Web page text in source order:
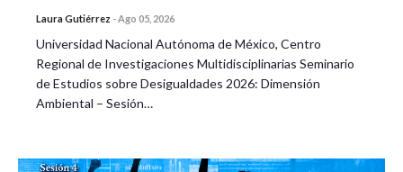
Laura Gutiérrez -Ago 05, 2026
Universidad Nacional Autónoma de México, Centro
Regional de Investigaciones Multidisciplinarias Seminario
de Estudios sobre Desigualdades 2026: Dimensión
Ambiental – Sesión…